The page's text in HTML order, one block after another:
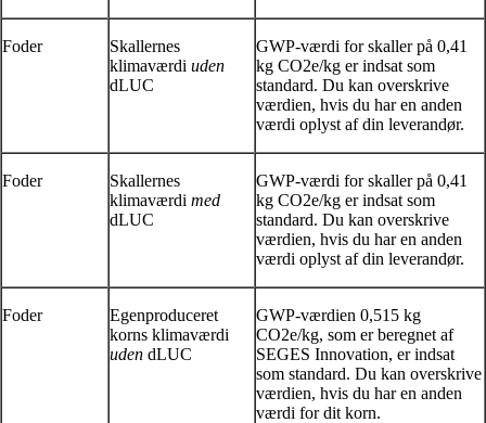
Foder
Skallernes
klimaværdi uden
dLUC
GWP-værdi for skaller på 0,41
kg CO2e/kg er indsat som
standard. Du kan overskrive
værdien, hvis du har en anden
værdi oplyst af din leverandør.
Foder
Skallernes
klimaværdi med
dLUC
GWP-værdi for skaller på 0,41
kg CO2e/kg er indsat som
standard. Du kan overskrive
værdien, hvis du har en anden
værdi oplyst af din leverandør.
Foder
Egenproduceret
korns klimaværdi
uden dLUC
GWP-værdien 0,515 kg
CO2e/kg, som er beregnet af
SEGES Innovation, er indsat
som standard. Du kan overskrive
værdien, hvis du har en anden
værdi for dit korn.